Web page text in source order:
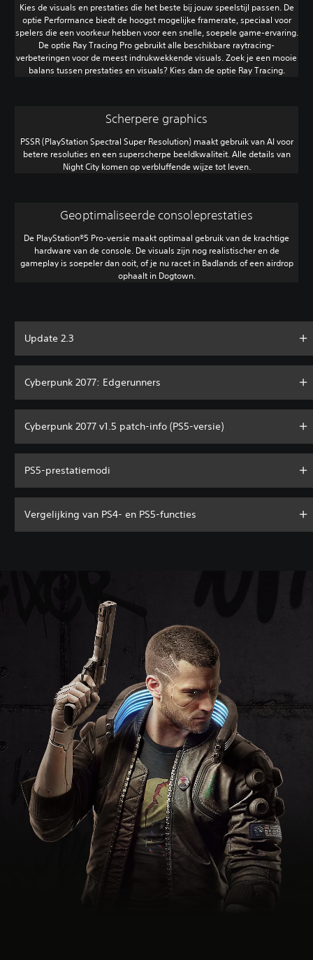
Kies de visuals en prestaties die het beste bij jouw speelstijl passen. De
optie Performance biedt de hoogst mogelijke framerate, speciaal voor
spelers die een voorkeur hebben voor een snelle, soepele game-ervaring.
De optie Ray Tracing Pro gebruikt alle beschikbare raytracing-
verbeteringen voor de meest indrukwekkende visuals. Zoek je een mooie
balans tussen prestaties en visuals? Kies dan de optie Ray Tracing.
Scherpere graphics
PSSR (PlayStation Spectral Super Resolution) maakt gebruik van AI voor
betere resoluties en een superscherpe beeldkwaliteit. Alle details van
Night City komen op verbluffende wijze tot leven.
Geoptimaliseerde consoleprestaties
De PlayStation®5 Pro-versie maakt optimaal gebruik van de krachtige
hardware van de console. De visuals zijn nog realistischer en de
gameplay is soepeler dan ooit, of je nu racet in Badlands of een airdrop
ophaalt in Dogtown.
Update 2.3
Cyberpunk 2077: Edgerunners
Cyberpunk 2077 v1.5 patch-info (PS5-versie)
PS5-prestatiemodi
Vergelijking van PS4- en PS5-functies